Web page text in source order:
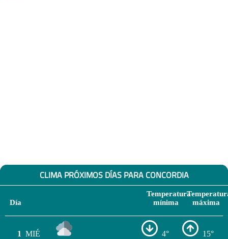
CLIMA PRÓXIMOS DÍAS PARA CONCORDIA
Día
Temperatura
mínima
máxima
1 MIÉ 4° 15°